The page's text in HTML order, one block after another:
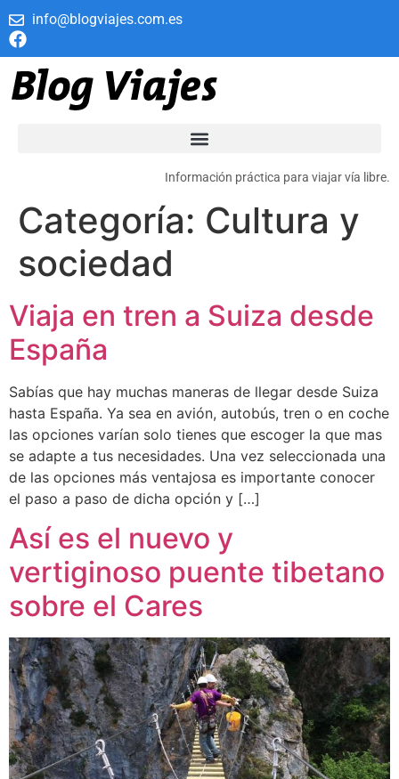
info@blogviajes.com.es
Información práctica para viajar vía libre.
Categoría: Cultura y
sociedad
Viaja en tren a Suiza desde
España
Sabías que hay muchas maneras de llegar desde Suiza
hasta España. Ya sea en avión, autobús, tren o en coche
las opciones varían solo tienes que escoger la que mas
se adapte a tus necesidades. Una vez seleccionada una
de las opciones más ventajosa es importante conocer
el paso a paso de dicha opción y […]
Así es el nuevo y
vertiginoso puente tibetano
sobre el Cares